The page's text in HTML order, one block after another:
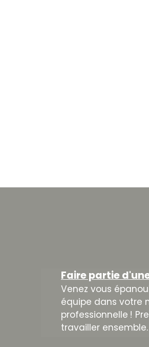
Faire partie
Venez vous
équipe dans votre
professionnelle !
travailler ensemble.